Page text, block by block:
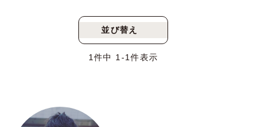
並び替え
新着順 人気順
1 件中 1 -1件表示